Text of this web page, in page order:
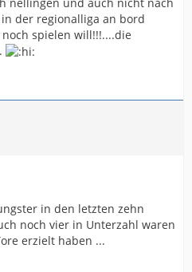
der regionalliga an bord
spielen will!!!....die
in den letzten zehn
noch vier in Unterzahl waren
erzielt haben ...